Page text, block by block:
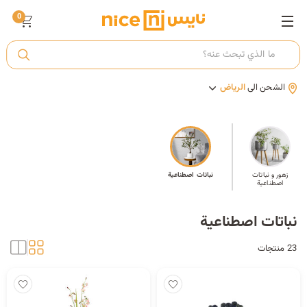
الشحن الىالرياض
0
زهور و نباتات
اصطناعية
نباتات اصطناعية
نباتات اصطناعية
23 منتجات